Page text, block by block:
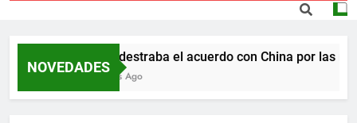
NOVEDADES
Milei destraba el acuerdo con China por las
5 Meses Ago